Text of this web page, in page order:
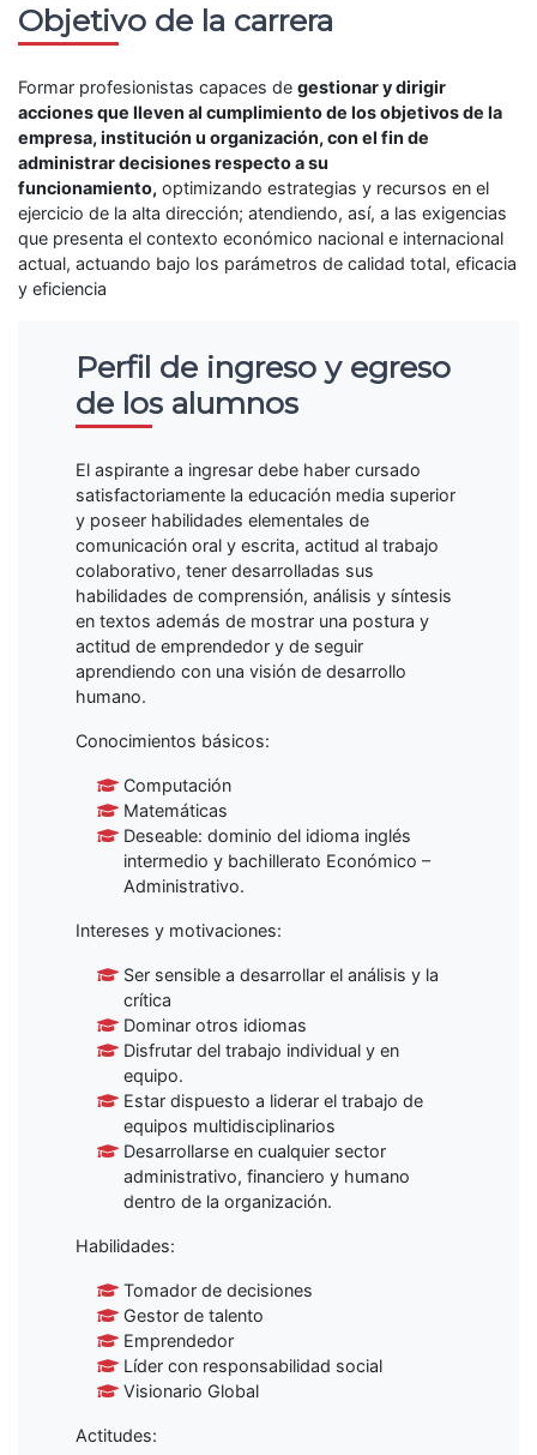
Objetivo de la carrera
Formar profesionistas capaces de gestionar y dirigir
acciones que lleven al cumplimiento de los objetivos de la
empresa, institución u organización, con el fin de
administrar decisiones respecto a su
funcionamiento, optimizando estrategias y recursos en el
ejercicio de la alta dirección; atendiendo, así, a las exigencias
que presenta el contexto económico nacional e internacional
actual, actuando bajo los parámetros de calidad total, eficacia
y eficiencia
Perfil de ingreso y egreso
de los alumnos
El aspirante a ingresar debe haber cursado
satisfactoriamente la educación media superior
y poseer habilidades elementales de
comunicación oral y escrita, actitud al trabajo
colaborativo, tener desarrolladas sus
habilidades de comprensión, análisis y síntesis
en textos además de mostrar una postura y
actitud de emprendedor y de seguir
aprendiendo con una visión de desarrollo
humano.
Conocimientos básicos:
Computación
Matemáticas
Deseable: dominio del idioma inglés
intermedio y bachillerato Económico –
Administrativo.
Intereses y motivaciones:
Ser sensible a desarrollar el análisis y la
crítica
Dominar otros idiomas
Disfrutar del trabajo individual y en
equipo.
Estar dispuesto a liderar el trabajo de
equipos multidisciplinarios
Desarrollarse en cualquier sector
administrativo, financiero y humano
dentro de la organización.
Habilidades:
Tomador de decisiones
Gestor de talento
Emprendedor
Líder con responsabilidad social
Visionario Global
Actitudes: